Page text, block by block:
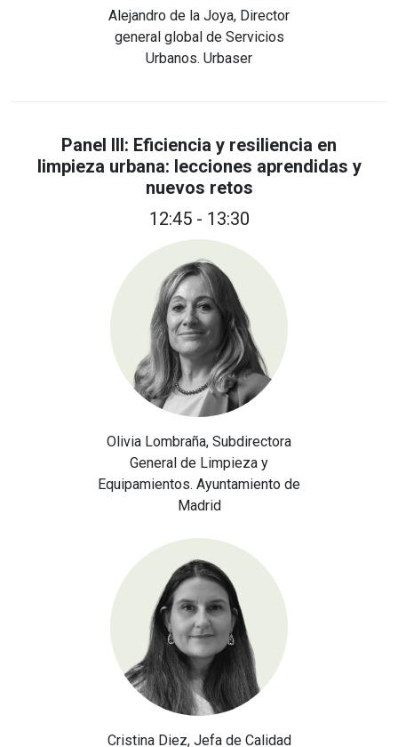
Alejandro de la Joya, Director
general global de Servicios
Urbanos. Urbaser
Panel III: Eficiencia y resiliencia en
limpieza urbana: lecciones aprendidas y
nuevos retos
12:45 - 13:30
Olivia Lombraña, Subdirectora
General de Limpieza y
Equipamientos. Ayuntamiento de
Madrid
Cristina Diez, Jefa de Calidad